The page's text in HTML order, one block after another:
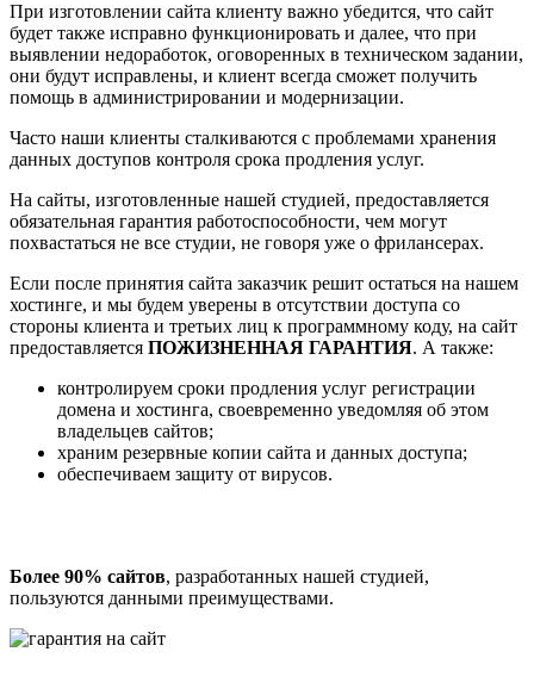
При изготовлении сайта клиенту важно убедится, что сайт
будет также исправно функционировать и далее, что при
выявлении недоработок, оговоренных в техническом задании,
они будут исправлены, и клиент всегда сможет получить
помощь в администрировании и модернизации.
Часто наши клиенты сталкиваются с проблемами хранения
данных доступов контроля срока продления услуг.
На сайты, изготовленные нашей студией, предоставляется
обязательная гарантия работоспособности, чем могут
похвастаться не все студии, не говоря уже о фрилансерах.
Если после принятия сайта заказчик решит остаться на нашем
хостинге, и мы будем уверены в отсутствии доступа со
стороны клиента и третьих лиц к программному коду, на сайт
предоставляется ПОЖИЗНЕННАЯ ГАРАНТИЯ. А также:
контролируем сроки продления услуг регистрации
домена и хостинга, своевременно уведомляя об этом
владельцев сайтов;
храним резервные копии сайта и данных доступа;
обеспечиваем защиту от вирусов.
Более 90% сайтов, разработанных нашей студией,
пользуются данными преимуществами.